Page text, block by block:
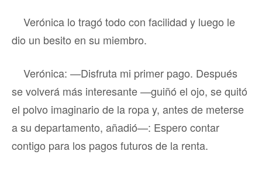
Verónica lo tragó todo con facilidad y luego le
dio un besito en su miembro.
Verónica: —Disfruta mi primer pago. Después
se volverá más interesante —guiñó el ojo, se quitó
el polvo imaginario de la ropa y, antes de meterse
a su departamento, añadió—: Espero contar
contigo para los pagos futuros de la renta.